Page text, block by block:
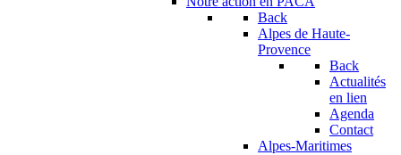
Back
Alpes de Haute-
Provence
Back
Actualités
en lien
Agenda
Contact
Alpes-Maritimes